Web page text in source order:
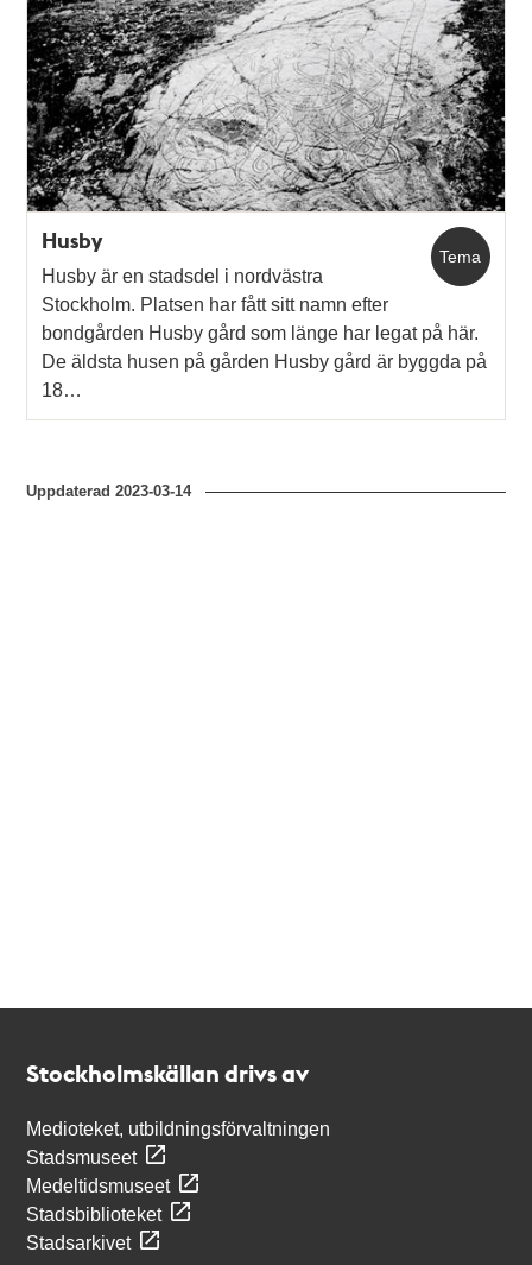
Relaterade
poster
och
teman
Tema
Husby
Husby är en stadsdel i nordvästra
Stockholm. Platsen har fått sitt namn efter
bondgården Husby gård som länge har legat på här.
De äldsta husen på gården Husby gård är byggda på
18…
Uppdaterad2023-03-14
Stockholmskällan drivs av
Medioteket, utbildningsförvaltningen
Stadsmuseet
Medeltidsmuseet
Stadsbiblioteket
Stadsarkivet